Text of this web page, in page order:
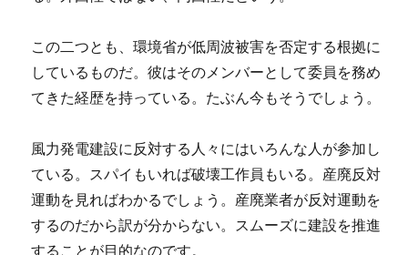
この二つとも、環境省が低周波被害を否定する根拠に
しているものだ。彼はそのメンバーとして委員を務め
てきた経歴を持っている。たぶん今もそうでしょう。
風力発電建設に反対する人々にはいろんな人が参加し
ている。スパイもいれば破壊工作員もいる。産廃反対
運動を見ればわかるでしょう。産廃業者が反対運動を
するのだから訳が分からない。スムーズに建設を推進
することが目的なのです。